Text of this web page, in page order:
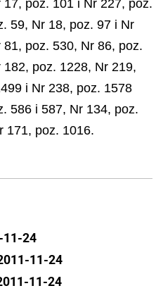
poz. 101 i Nr 227, poz.
59, Nr 18, poz. 97 i Nr
poz. 530, Nr 86, poz.
poz. 1228, Nr 219,
i Nr 238, poz. 1578
586 i 587, Nr 134, poz.
171, poz. 1016.
11-24
11-24
11-24